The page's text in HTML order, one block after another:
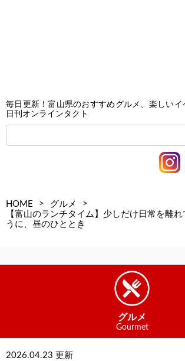
毎日更新！富山県のおすすめグルメ、楽しいイ
日刊オンラインタクト
HOME > グルメ
>
【富山のランチタイム】少しだけ日常を離
うに、昼のひととき
グルメ
Gourmet
2026.04.23 更新